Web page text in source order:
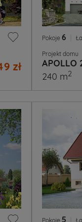
zł
Pokoje 6
Projekt domu
APOLLO
240 m2
Pokoje 5